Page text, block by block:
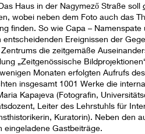
Haus in der Nagymező Straße soll
wobei neben dem Foto auch das
finden. So wie Capa –
Ereignissen der
die zeitgemäße
„Zeitgenössische
Monaten erfolgten Aufrufs
insgesamt 1001 Werke die
Kapajeva (Fotografin,
Leiter des Lehrstuhls für
Kuratorin). Neben den
Gastbeiträge.